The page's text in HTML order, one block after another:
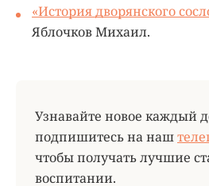
«История дворянского
Яблочков Михаил.
Узнавайте новое каждый
подпишитесь на наш
чтобы получать лучшие
воспитании.